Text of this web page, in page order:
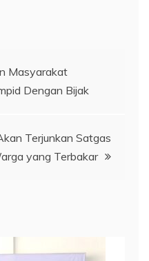
Masyarakat
Dengan Bijak
Terjunkan Satgas
yang Terbakar